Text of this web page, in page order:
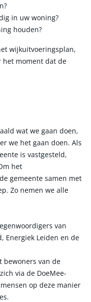
in uw woning?
houden?
wijkuitvoeringsplan,
het moment dat de
wat we gaan doen,
we het gaan doen. Als
is vastgesteld,
het
gemeente samen met
Zo nemen we alle
van
Energiek Leiden en de
bewoners van de
via de DoeMee-
op deze manier